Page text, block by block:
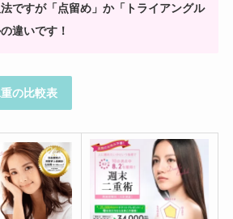
ですが「点留め」か「トライアングル
違いです！
の比較表